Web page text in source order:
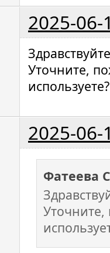
2025-06-
Уточните,
используете?
2025-06-
Фатеева